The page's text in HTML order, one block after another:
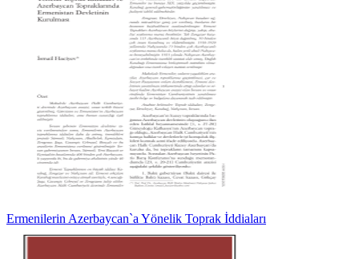
Ermenilerin Azerbaycan`a Yönelik Toprak İddiaları